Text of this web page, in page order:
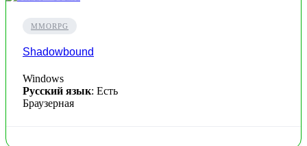
MMORPG
Shadowbound
Windows
Русский язык: Есть
Браузерная